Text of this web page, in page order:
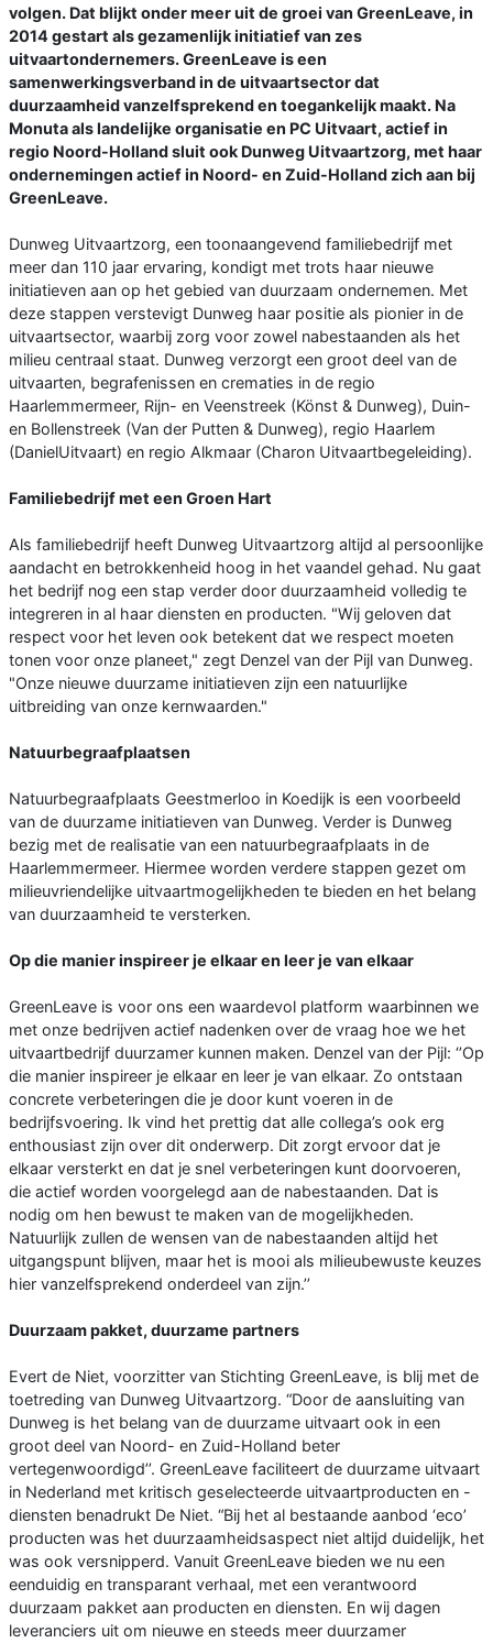
volgen. Dat blijkt onder meer uit de groei van GreenLeave, in
2014 gestart als gezamenlijk initiatief van zes
uitvaartondernemers. GreenLeave is een
samenwerkingsverband in de uitvaartsector dat
duurzaamheid vanzelfsprekend en toegankelijk maakt. Na
Monuta als landelijke organisatie en PC Uitvaart, actief in
regio Noord-Holland sluit ook Dunweg Uitvaartzorg, met haar
ondernemingen actief in Noord- en Zuid-Holland zich aan bij
GreenLeave.
Dunweg Uitvaartzorg, een toonaangevend familiebedrijf met
meer dan 110 jaar ervaring, kondigt met trots haar nieuwe
initiatieven aan op het gebied van duurzaam ondernemen. Met
deze stappen verstevigt Dunweg haar positie als pionier in de
uitvaartsector, waarbij zorg voor zowel nabestaanden als het
milieu centraal staat. Dunweg verzorgt een groot deel van de
uitvaarten, begrafenissen en crematies in de regio
Haarlemmermeer, Rijn- en Veenstreek (Könst & Dunweg), Duin-
en Bollenstreek (Van der Putten & Dunweg), regio Haarlem
(DanielUitvaart) en regio Alkmaar (Charon Uitvaartbegeleiding).
Familiebedrijf met een Groen Hart
Als familiebedrijf heeft Dunweg Uitvaartzorg altijd al persoonlijke
aandacht en betrokkenheid hoog in het vaandel gehad. Nu gaat
het bedrijf nog een stap verder door duurzaamheid volledig te
integreren in al haar diensten en producten. "Wij geloven dat
respect voor het leven ook betekent dat we respect moeten
tonen voor onze planeet," zegt Denzel van der Pijl van Dunweg.
"Onze nieuwe duurzame initiatieven zijn een natuurlijke
uitbreiding van onze kernwaarden."
Natuurbegraafplaatsen
Natuurbegraafplaats Geestmerloo in Koedijk is een voorbeeld
van de duurzame initiatieven van Dunweg. Verder is Dunweg
bezig met de realisatie van een natuurbegraafplaats in de
Haarlemmermeer. Hiermee worden verdere stappen gezet om
milieuvriendelijke uitvaartmogelijkheden te bieden en het belang
van duurzaamheid te versterken.
Op die manier inspireer je elkaar en leer je van elkaar
GreenLeave is voor ons een waardevol platform waarbinnen we
met onze bedrijven actief nadenken over de vraag hoe we het
uitvaartbedrijf duurzamer kunnen maken. Denzel van der Pijl: ‘’Op
die manier inspireer je elkaar en leer je van elkaar. Zo ontstaan
concrete verbeteringen die je door kunt voeren in de
bedrijfsvoering. Ik vind het prettig dat alle collega’s ook erg
enthousiast zijn over dit onderwerp. Dit zorgt ervoor dat je
elkaar versterkt en dat je snel verbeteringen kunt doorvoeren,
die actief worden voorgelegd aan de nabestaanden. Dat is
nodig om hen bewust te maken van de mogelijkheden.
Natuurlijk zullen de wensen van de nabestaanden altijd het
uitgangspunt blijven, maar het is mooi als milieubewuste keuzes
hier vanzelfsprekend onderdeel van zijn.’’
Duurzaam pakket, duurzame partners
Evert de Niet, voorzitter van Stichting GreenLeave, is blij met de
toetreding van Dunweg Uitvaartzorg. “Door de aansluiting van
Dunweg is het belang van de duurzame uitvaart ook in een
groot deel van Noord- en Zuid-Holland beter
vertegenwoordigd’’. GreenLeave faciliteert de duurzame uitvaart
in Nederland met kritisch geselecteerde uitvaartproducten en -
diensten benadrukt De Niet. “Bij het al bestaande aanbod ‘eco’
producten was het duurzaamheidsaspect niet altijd duidelijk, het
was ook versnipperd. Vanuit GreenLeave bieden we nu een
eenduidig en transparant verhaal, met een verantwoord
duurzaam pakket aan producten en diensten. En wij dagen
leveranciers uit om nieuwe en steeds meer duurzamer